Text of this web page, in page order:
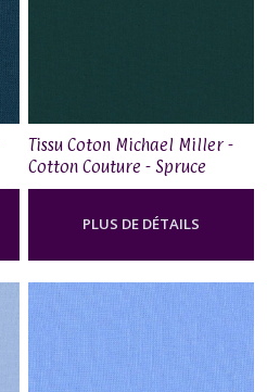
Tissu Coton Michael Miller -
Cotton Couture - Spruce
PLUS DE DÉTAILS